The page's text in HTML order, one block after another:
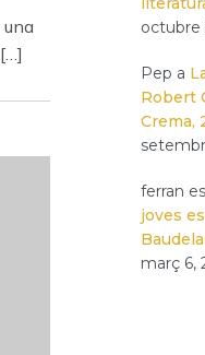
una
octubre
Pep a
Robert
Crema,
ferran
joves
març 6,